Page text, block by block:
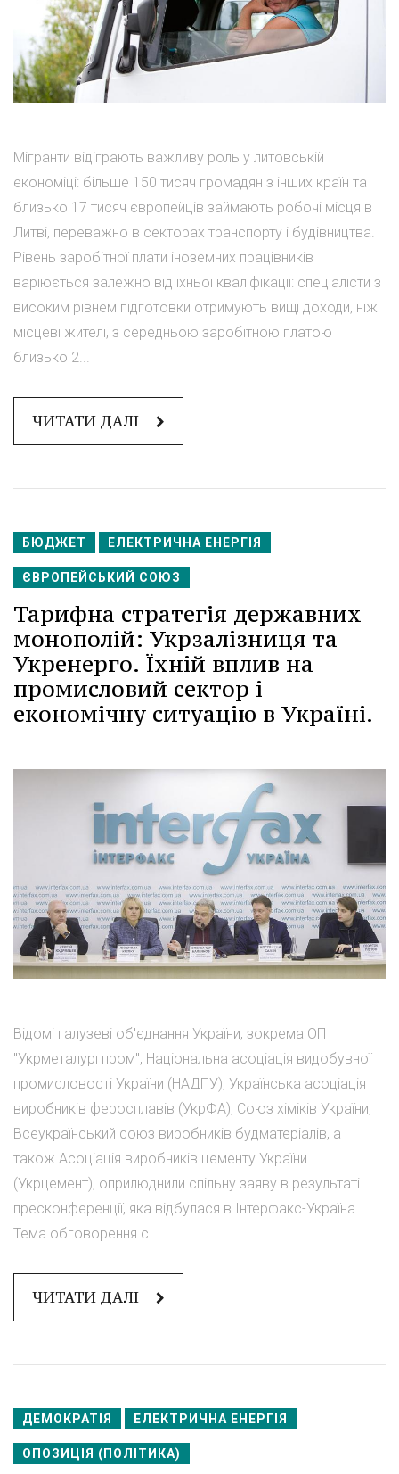
Мігранти відіграють важливу роль у литовській
економіці: більше 150 тисяч громадян з інших країн та
близько 17 тисяч європейців займають робочі місця в
Литві, переважно в секторах транспорту і будівництва.
Рівень заробітної плати іноземних працівників
варіюється залежно від їхньої кваліфікації: спеціалісти з
високим рівнем підготовки отримують вищі доходи, ніж
місцеві жителі, з середньою заробітною платою
близько 2...
ЧИТАТИ ДАЛІ
БЮДЖЕТ ЕЛЕКТРИЧНА ЕНЕРГІЯ
ЄВРОПЕЙСЬКИЙ СОЮЗ
Тарифна стратегія державних
монополій: Укрзалізниця та
Укренерго. Їхній вплив на
промисловий сектор і
економічну ситуацію в Україні.
Відомі галузеві об'єднання України, зокрема ОП
"Укрметалургпром", Національна асоціація видобувної
промисловості України (НАДПУ), Українська асоціація
виробників феросплавів (УкрФА), Союз хіміків України,
Всеукраїнський союз виробників будматеріалів, а
також Асоціація виробників цементу України
(Укрцемент), оприлюднили спільну заяву в результаті
пресконференції, яка відбулася в Інтерфакс-Україна.
Тема обговорення с...
ЧИТАТИ ДАЛІ
ДЕМОКРАТІЯ ЕЛЕКТРИЧНА ЕНЕРГІЯ
ОПОЗИЦІЯ (ПОЛІТИКА)